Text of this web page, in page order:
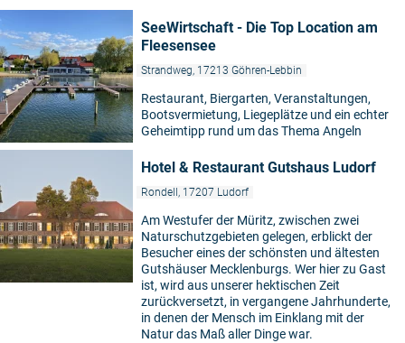
SeeWirtschaft - Die Top Location am
Fleesensee
Strandweg, 17213 Göhren-Lebbin
Restaurant, Biergarten, Veranstaltungen,
Bootsvermietung, Liegeplätze und ein echter
Geheimtipp rund um das Thema Angeln
Hotel & Restaurant Gutshaus Ludorf
Rondell, 17207 Ludorf
Am Westufer der Müritz, zwischen zwei
Naturschutzgebieten gelegen, erblickt der
Besucher eines der schönsten und ältesten
Gutshäuser Mecklenburgs. Wer hier zu Gast
ist, wird aus unserer hektischen Zeit
zurückversetzt, in vergangene Jahrhunderte,
in denen der Mensch im Einklang mit der
Natur das Maß aller Dinge war.